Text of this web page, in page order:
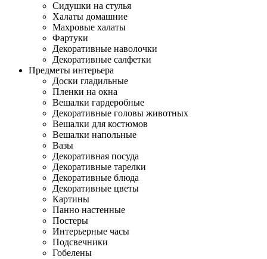
Сидушки на стулья
Халаты домашние
Махровые халаты
Фартуки
Декоративные наволочки
Декоративные салфетки
Предметы интерьера
Доски гладильные
Пленки на окна
Вешалки гардеробные
Декоративные головы животных
Вешалки для костюмов
Вешалки напольные
Вазы
Декоративная посуда
Декоративные тарелки
Декоративные блюда
Декоративные цветы
Картины
Панно настенные
Постеры
Интерьерные часы
Подсвечники
Гобелены